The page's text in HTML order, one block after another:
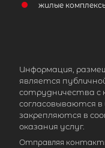
жилые
Информация,
является
сотрудничества с
согласовываются в
закрепляются в
оказания услуг.
Отправляя